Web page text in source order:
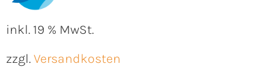
inkl. 19 % MwSt.
zzgl. Versandkosten